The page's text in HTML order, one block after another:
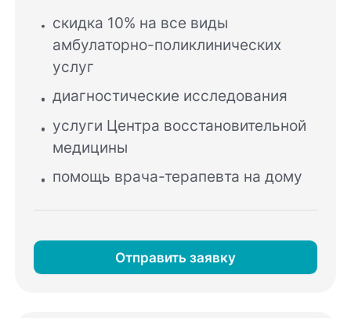
скидка 10% на все виды
амбулаторно-поликлинических
услуг
диагностические исследования
услуги Центра восстановительной
медицины
помощь врача-терапевта на дому
Отправить заявку